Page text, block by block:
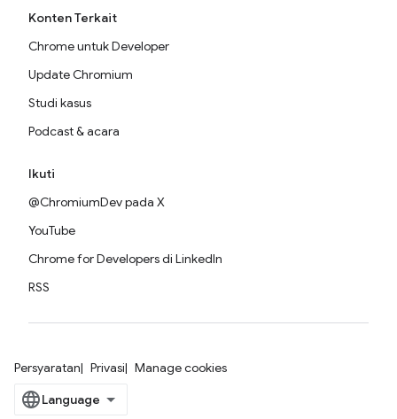
Konten Terkait
Chrome untuk Developer
Update Chromium
Studi kasus
Podcast & acara
Ikuti
@ChromiumDev pada X
YouTube
Chrome for Developers di LinkedIn
RSS
Persyaratan Privasi Manage cookies